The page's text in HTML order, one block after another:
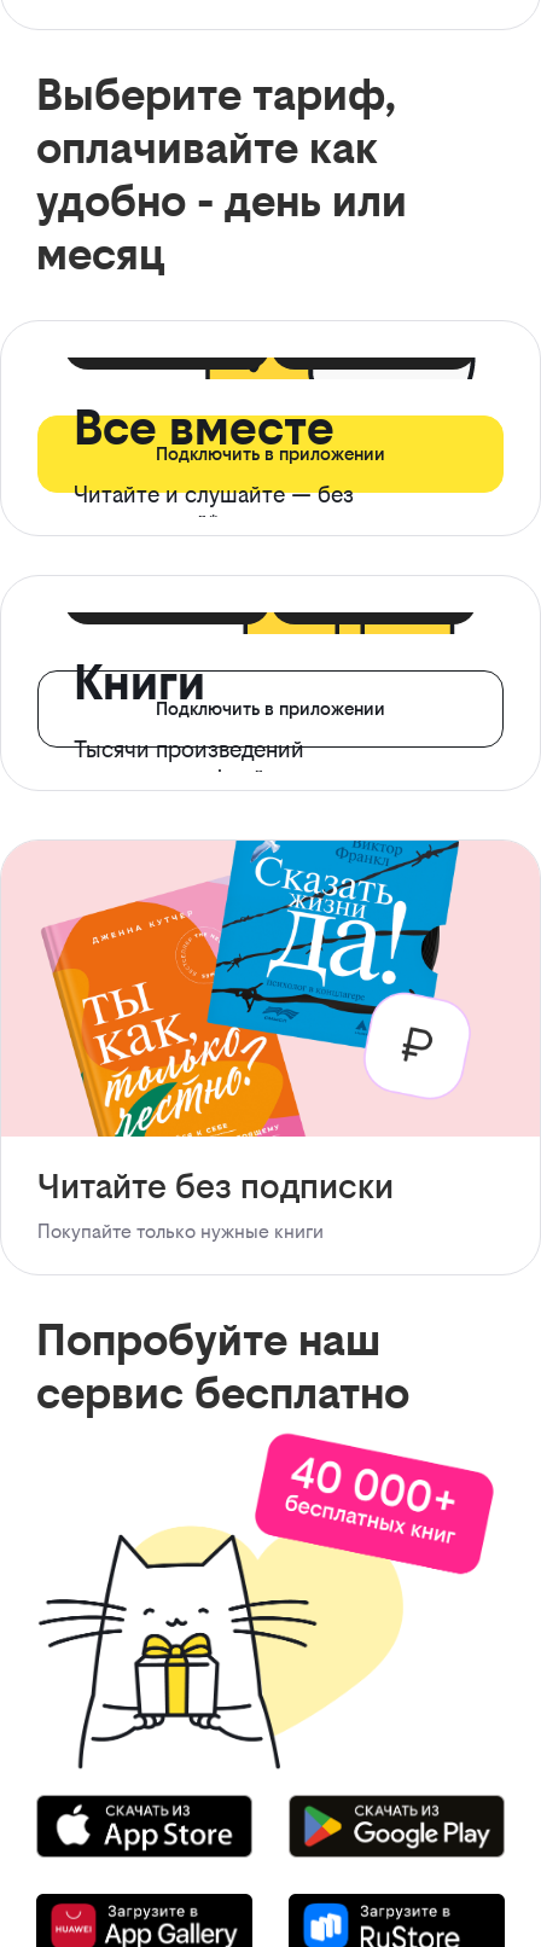
Выберите тариф,
оплачивайте как
удобно - день или
месяц
Все вместе
Читайте и слушайте — без
ограничений*
Подключить в приложении
Книги
Тысячи произведений
с доступом офлайн
Подключить в приложении
Читайте без подписки
Покупайте только нужные книги
Попробуйте наш
сервис бесплатно